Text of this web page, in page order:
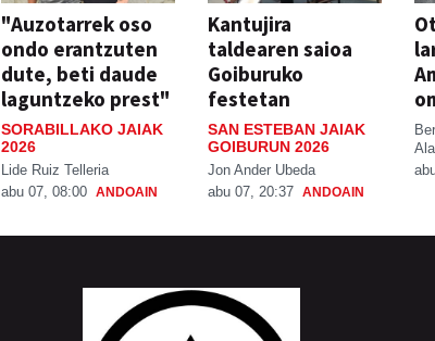
"Auzotarrek oso
ondo erantzuten
dute, beti daude
laguntzeko prest"
SORABILLAKO JAIAK
2026
Lide Ruiz Telleria
abu 07, 08:00 ANDOAIN
Kantujira
taldearen saioa
Goiburuko
festetan
SAN ESTEBAN JAIAK
GOIBURUN 2026
Jon Ander Ubeda
abu 07, 20:37 ANDOAIN